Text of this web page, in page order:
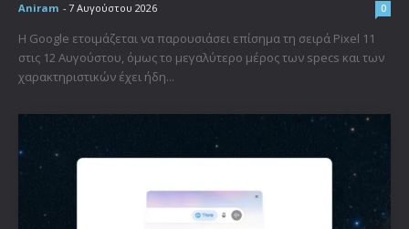
Aniram - 7 Αυγούστου 2026 0
Η Google ετοιμάζεται να παρουσιάσει επίσημα τη σειρά Pixel 11
στις 12 Αυγούστου, όμως το μεγαλύτερο μέρος των specs και των
χαρακτηριστικών έχει ήδη...